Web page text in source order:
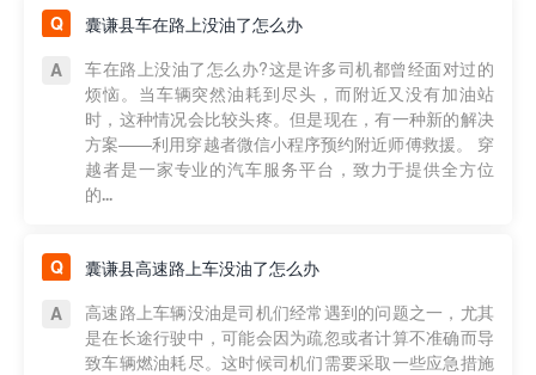
囊谦县车在路上没油了怎么办
车在路上没油了怎么办?这是许多司机都曾经面对过的
烦恼。当车辆突然油耗到尽头，而附近又没有加油站
时，这种情况会比较头疼。但是现在，有一种新的解决
方案——利用穿越者微信小程序预约附近师傅救援。 穿
越者是一家专业的汽车服务平台，致力于提供全方位
的...
囊谦县高速路上车没油了怎么办
高速路上车辆没油是司机们经常遇到的问题之一，尤其
是在长途行驶中，可能会因为疏忽或者计算不准确而导
致车辆燃油耗尽。这时候司机们需要采取一些应急措施